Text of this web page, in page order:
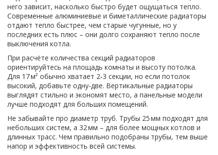
него зависит, насколько быстро будет ощущаться тепло.
Современные алюминиевые и биметаллические радиаторы
отдают тепло быстрее, чем старые чугунные, но у
последних есть плюс – они долго сохраняют тепло после
выключения котла.
При расчёте количества секций радиаторов
ориентируйтесь на площадь комнаты и высоту потолка.
Для 17 м² обычно хватает 2‑3 секции, но если потолок
высокий, добавьте одну‑две. Вертикальные радиаторы
выглядят стильно и экономят место, а панельные модели
лучше подходят для больших помещений.
Не забывайте про диаметр труб. Трубы 25 мм подходят для
небольших систем, а 32 мм – для более мощных котлов и
длинных трасс. Чем правильно подобраны трубы, тем выше
напор и эффективность всей системы.